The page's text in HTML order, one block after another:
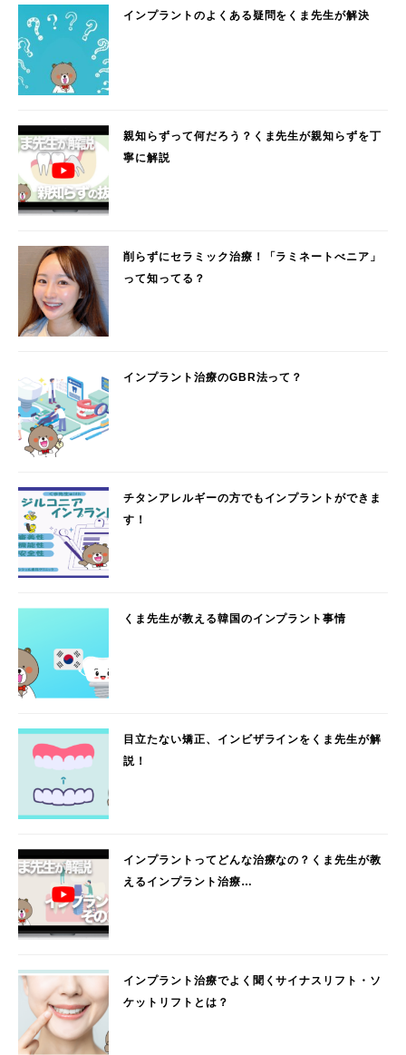
インプラントのよくある疑問をくま先生が解決
親知らずって何だろう？くま先生が親知らずを丁
寧に解説
削らずにセラミック治療！「ラミネートべニア」
って知ってる？
インプラント治療のGBR法って？
チタンアレルギーの方でもインプラントができま
す！
くま先生が教える韓国のインプラント事情
目立たない矯正、インビザラインをくま先生が解
説！
インプラントってどんな治療なの？くま先生が教
えるインプラント治療…
インプラント治療でよく聞くサイナスリフト・ソ
ケットリフトとは？